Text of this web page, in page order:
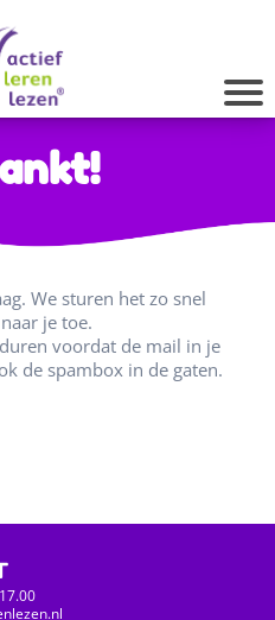
We sturen het zo snel
je toe.
voordat de mail in je
de spambox in de gaten.